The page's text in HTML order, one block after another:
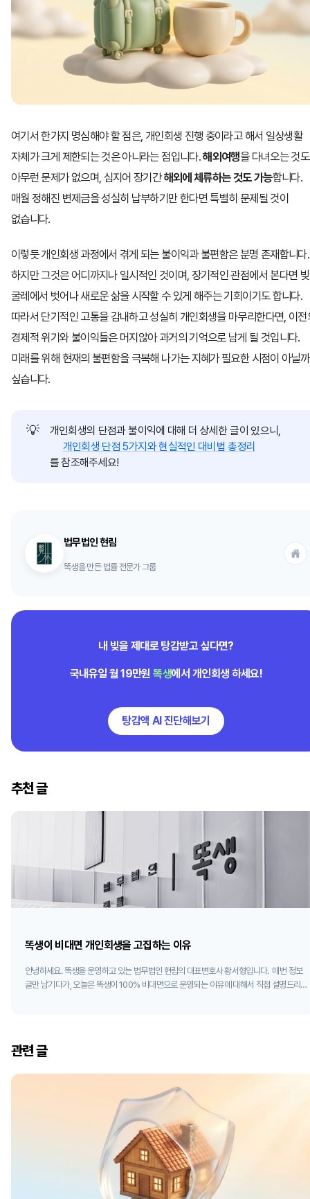
여기서 한가지 명심해야 할 점은, 개인회생 진행 중이라고 해서 일상생활
자체가 크게 제한되는 것은 아니라는 점입니다.해외여행을 다녀오는 것도
아무런 문제가 없으며, 심지어 장기간해외에 체류하는 것도 가능합니다.
매월 정해진 변제금을 성실히 납부하기만 한다면 특별히 문제될 것이
없습니다.
이렇듯 개인회생 과정에서 겪게 되는 불이익과 불편함은 분명 존재합니다.
하지만 그것은 어디까지나 일시적인 것이며, 장기적인 관점에서 본다면
굴레에서 벗어나 새로운 삶을 시작할 수 있게 해주는 기회이기도 합니다.
따라서 단기적인 고통을 감내하고 성실히 개인회생을 마무리한다면, 이전
경제적 위기와 불이익들은 머지않아 과거의 기억으로 남게 될 것입니다.
미래를 위해 현재의 불편함을 극복해 나가는 지혜가 필요한 시점이 아닐까
싶습니다.
💡
개인회생의 단점과 불이익에 대해 더 상세한 글이 있으니,
개인회생 단점 5가지와 현실적인 대비법 총정리
를 참조해주세요!
법무법인 현림
똑생을 만든 법률 전문가 그룹
내 빚을 제대로 탕감받고 싶다면?
국내유일 월 19만원 똑생에서 개인회생 하세요!
탕감액 AI 진단해보기
추천 글
똑생이 비대면 개인회생을 고집하는 이유
안녕하세요. 똑생을 운영하고 있는 법무법인 현림의 대표변호사 황서형입니다. 매번 정보
글만 남기다가, 오늘은 똑생이 100% 비대면으로 운영되는 이유에 대해서 직접 설명드리
대면으로 운영하는 이유는 단순합니다. 그래야 의뢰인분들께 더 좋은 서비스와 결과를 드
관련 글